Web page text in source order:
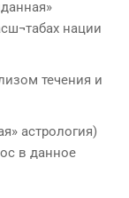
нации
течения и
астрология)
в данное